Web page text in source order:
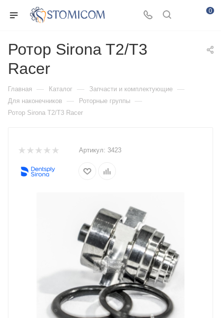
0
Ротор Sirona T2/T3
Racer
Главная — Каталог — Запчасти и комплектующие —
Для наконечников — Роторные группы —
Ротор Sirona T2/T3 Racer
Артикул: 3423